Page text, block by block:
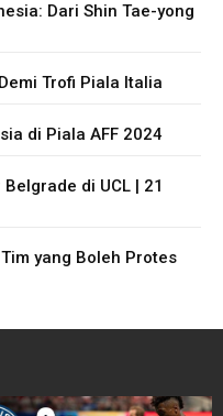
Dari Shin Tae-yong
Trofi Piala Italia
di Piala AFF 2024
di UCL | 21
yang Boleh Protes